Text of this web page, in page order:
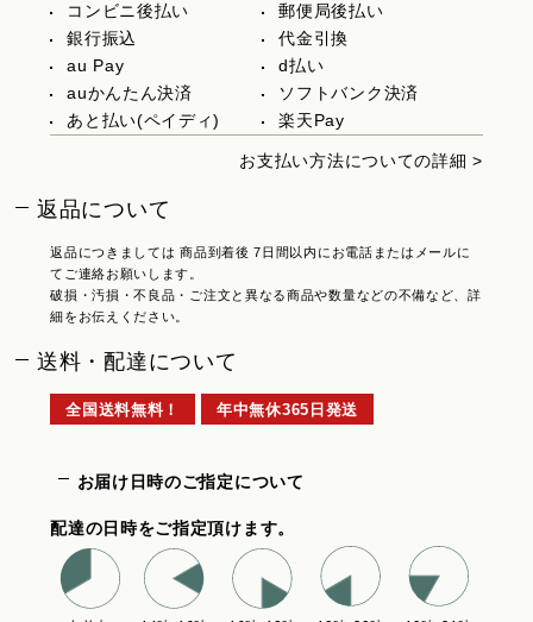
コンビニ後払い
郵便局後払い
銀行振込
代金引換
au Pay
d払い
auかんたん決済
ソフトバンク決済
あと払い(ペイディ)
楽天Pay
お支払い方法についての詳細 >
返品について
返品につきましては 商品到着後 7日間以内にお電話またはメールに
てご連絡お願いします。
破損・汚損・不良品・ご注文と異なる商品や数量などの不備など、詳
細をお伝えください。
送料・配達について
全国送料無料！ 年中無休365日発送
お届け日時のご指定について
配達の日時をご指定頂けます。